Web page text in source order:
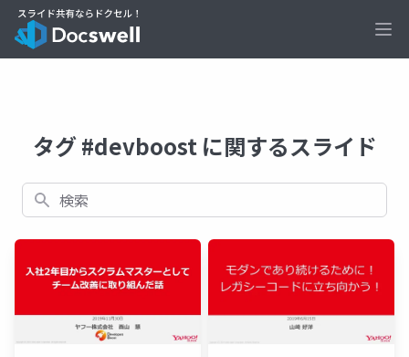
タグ #devboost に関するスライド
検索